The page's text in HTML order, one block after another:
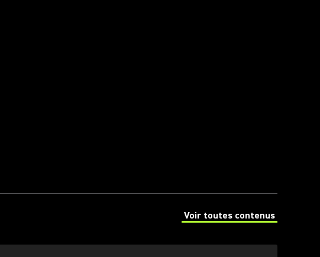
Voir toutes contenus
(Opens in a new tab)